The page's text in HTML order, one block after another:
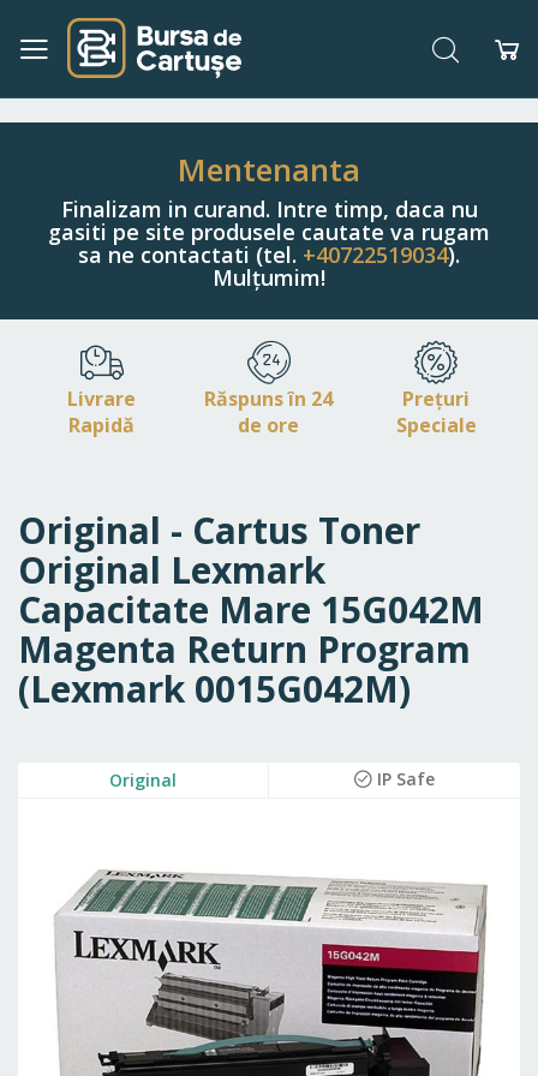
Navigați
Conținut
Căutare
Mentenanta
Finalizam in curand. Intre timp, daca nu
gasiti pe site produsele cautate va rugam
sa ne contactati (tel. +40722519034).
Mulțumim!
Livrare
Rapidă
Răspuns în 24
de ore
Prețuri
Speciale
Original - Cartus Toner
Original Lexmark
Capacitate Mare 15G042M
Magenta Return Program
(Lexmark 0015G042M)
images
Original IP Safe